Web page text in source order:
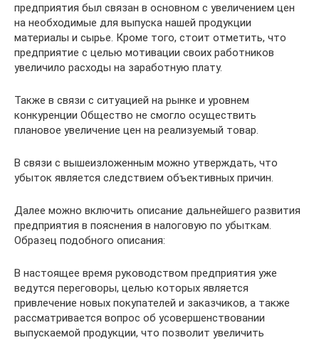
предприятия был связан в основном с увеличением цен
на необходимые для выпуска нашей продукции
материалы и сырье. Кроме того, стоит отметить, что
предприятие с целью мотивации своих работников
увеличило расходы на заработную плату.
Также в связи с ситуацией на рынке и уровнем
конкуренции Общество не смогло осуществить
плановое увеличение цен на реализуемый товар.
В связи с вышеизложенным можно утверждать, что
убыток является следствием объективных причин.
Далее можно включить описание дальнейшего развития
предприятия в пояснения в налоговую по убыткам.
Образец подобного описания:
В настоящее время руководством предприятия уже
ведутся переговоры, целью которых является
привлечение новых покупателей и заказчиков, а также
рассматривается вопрос об усовершенствовании
выпускаемой продукции, что позволит увеличить